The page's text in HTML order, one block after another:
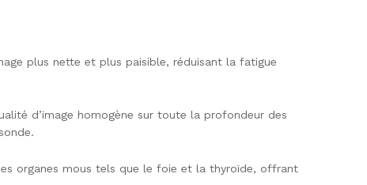
plus nette et plus paisible, réduisant la fatigue
d’image homogène sur toute la profondeur des
organes mous tels que le foie et la thyroïde, offrant